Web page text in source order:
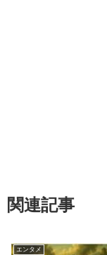
関連記事
エンタメ